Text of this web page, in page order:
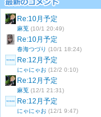
Re:10月予定
麻莵 (10/1 20:49)
Re:10月予定
春海つづり (10/1 18:24)
Re:12月予定
にゃにゃお (12/2 0:10)
Re:12月予定
麻莵 (12/1 21:31)
Re:12月予定
にゃにゃお (12/1 9:47)